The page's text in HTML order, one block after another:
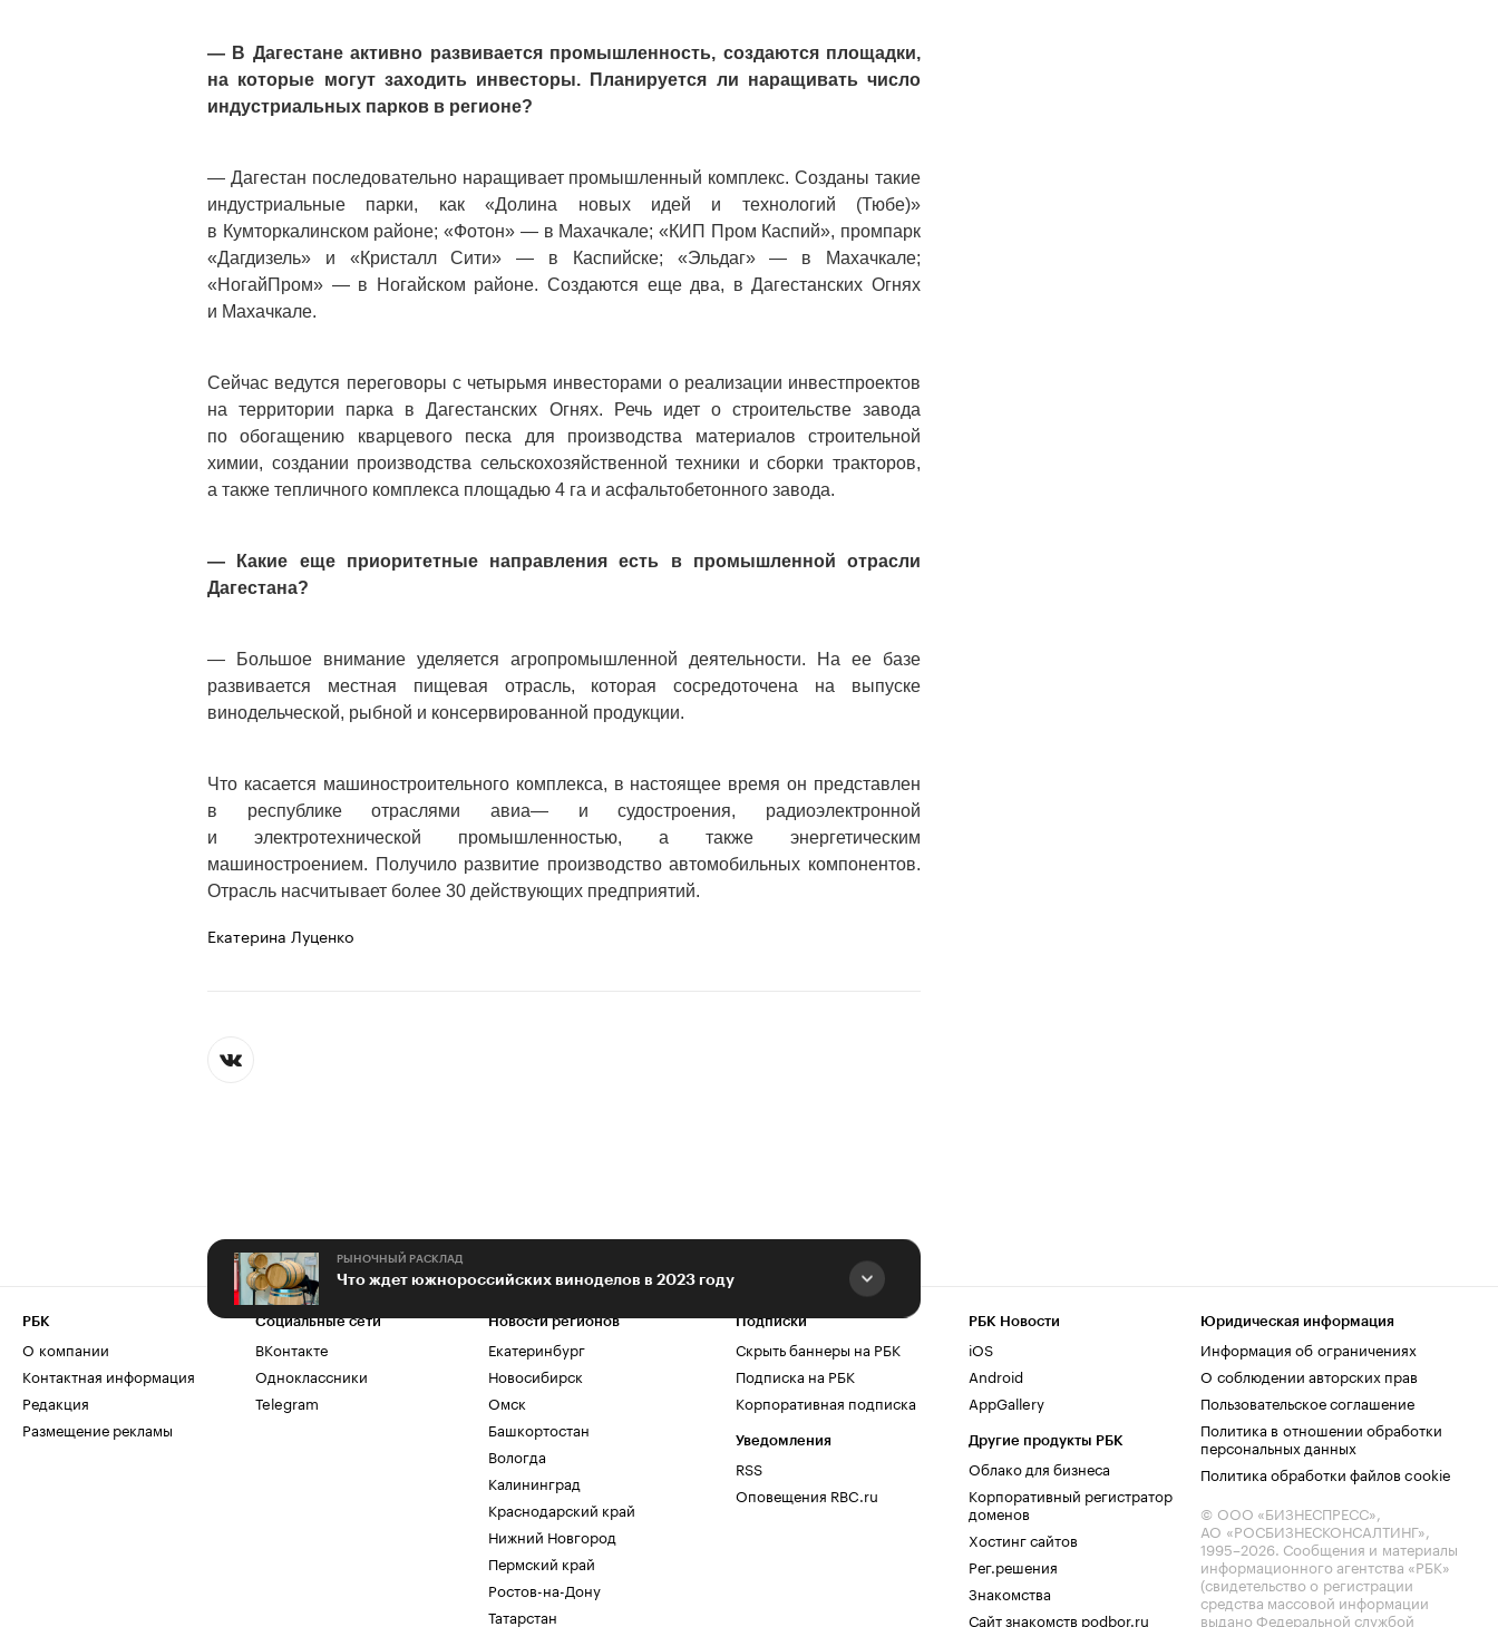
— В Дагестане активно развивается промышленность, создаются площадки,
на которые могут заходить инвесторы. Планируется ли наращивать число
индустриальных парков в регионе?
— Дагестан последовательно наращивает промышленный комплекс. Созданы такие
индустриальные парки, как «Долина новых идей и технологий (Тюбе)»
в Кумторкалинском районе; «Фотон» — в Махачкале; «КИП Пром Каспий», промпарк
«Дагдизель» и «Кристалл Сити» — в Каспийске; «Эльдаг» — в Махачкале;
«НогайПром» — в Ногайском районе. Создаются еще два, в Дагестанских Огнях
и Махачкале.
Сейчас ведутся переговоры с четырьмя инвесторами о реализации инвестпроектов
на территории парка в Дагестанских Огнях. Речь идет о строительстве завода
по обогащению кварцевого песка для производства материалов строительной
химии, создании производства сельскохозяйственной техники и сборки тракторов,
а также тепличного комплекса площадью 4 га и асфальтобетонного завода.
— Какие еще приоритетные направления есть в промышленной отрасли
Дагестана?
— Большое внимание уделяется агропромышленной деятельности. На ее базе
развивается местная пищевая отрасль, которая сосредоточена на выпуске
винодельческой, рыбной и консервированной продукции.
Что касается машиностроительного комплекса, в настоящее время он представлен
в республике отраслями авиа— и судостроения, радиоэлектронной
и электротехнической промышленностью, а также энергетическим
машиностроением. Получило развитие производство автомобильных компонентов.
Отрасль насчитывает более 30 действующих предприятий.
Екатерина Луценко
РЫНОЧНЫЙ РАСКЛАД
Что ждет южнороссийских виноделов в 2023 году
РБК
О компании
Контактная информация
Редакция
Размещение рекламы
Социальные сети
ВКонтакте
Одноклассники
Telegram
Новости регионов
Екатеринбург
Новосибирск
Омск
Башкортостан
Вологда
Калининград
Краснодарский край
Нижний Новгород
Пермский край
Ростов-на-Дону
Татарстан
Подписки
Скрыть баннеры на РБК
Подписка на РБК
Корпоративная подписка
Уведомления
RSS
Оповещения RBC.ru
РБК Новости
iOS
Android
AppGallery
Другие продукты РБК
Облако для бизнеса
Корпоративный регистратор
доменов
Хостинг сайтов
Рег.решения
Знакомства
Сайт знакомств podbor.ru
Юридическая информация
Информация об ограничениях
О соблюдении авторских прав
Пользовательское соглашение
Политика в отношении обработки
персональных данных
Политика обработки файлов cookie
© ООО «БИЗНЕСПРЕСС»,
АО «РОСБИЗНЕСКОНСАЛТИНГ»,
1995–2026. Сообщения и материалы
информационного агентства «РБК»
(свидетельство о регистрации
средства массовой информации
выдано Федеральной службой